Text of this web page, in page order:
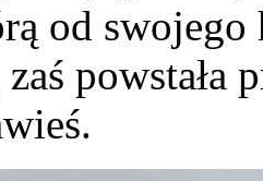
od swojego
powstała